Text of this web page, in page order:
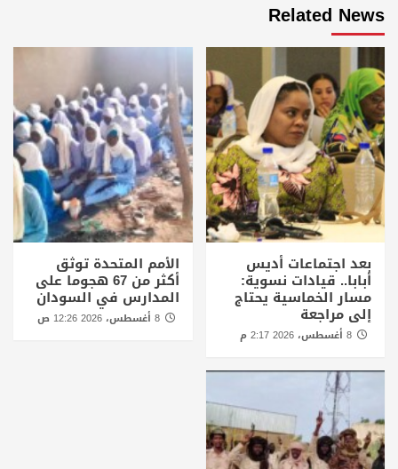
Related News
بعد اجتماعات أديس
أبابا.. قيادات نسوية:
مسار الخماسية يحتاج
إلى مراجعة
الأمم المتحدة توثق
أكثر من 67 هجوما على
المدارس في السودان
8 أغسطس، 2026 12:26 ص